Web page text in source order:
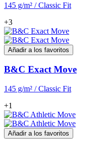
145 g/m² / Classic Fit
+3
Añadir a los favoritos
B&C Exact Move
145 g/m² / Classic Fit
+1
Añadir a los favoritos